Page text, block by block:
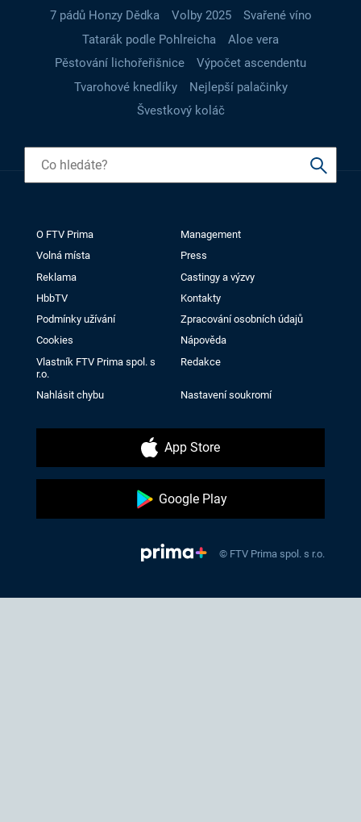
7 pádů Honzy Dědka
Volby 2025
Svařené víno
Tatarák podle Pohlreicha
Aloe vera
Pěstování lichořeřišnice
Výpočet ascendentu
Tvarohové knedlíky
Nejlepší palačinky
Švestkový koláč
O FTV Prima
Management
Volná místa
Press
Reklama
Castingy a výzvy
HbbTV
Kontakty
Podmínky užívání
Zpracování osobních údajů
Cookies
Nápověda
Vlastník FTV Prima spol. s
r.o.
Redakce
Nahlásit chybu Nastavení soukromí
App Store
Google Play
© FTV Prima spol. s r.o.